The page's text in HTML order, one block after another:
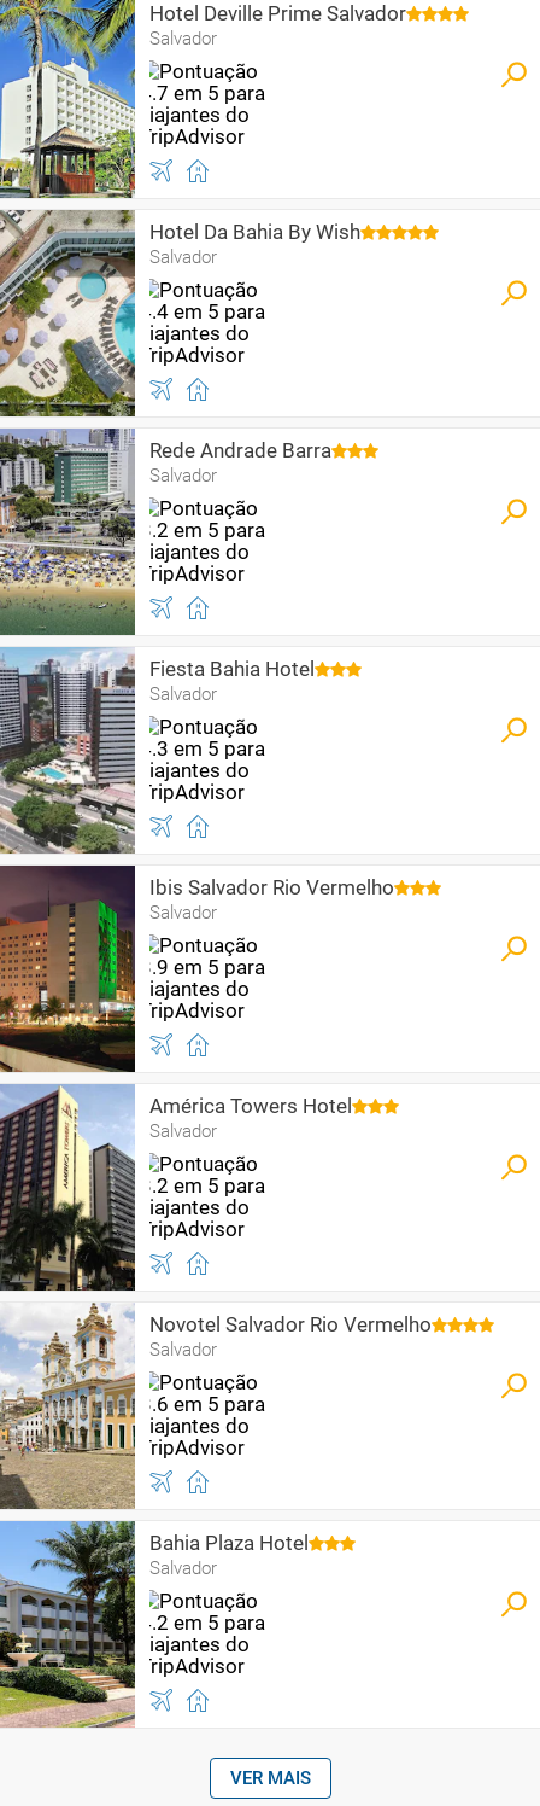
Hotel Deville Prime Salvador
Salvador
Hotel Da Bahia By Wish
Salvador
Rede Andrade Barra
Salvador
Fiesta Bahia Hotel
Salvador
Ibis Salvador Rio Vermelho
Salvador
América Towers Hotel
Salvador
Novotel Salvador Rio Vermelho
Salvador
Bahia Plaza Hotel
Salvador
VER MAIS